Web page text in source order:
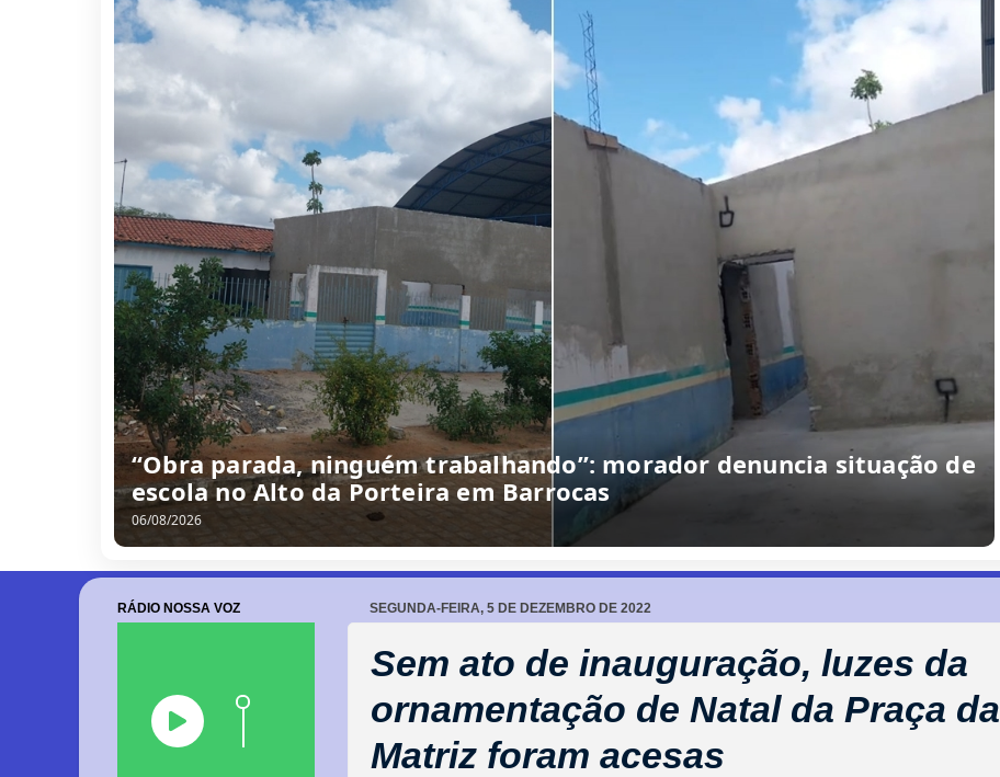
“Obra parada, ninguém trabalhando”: morador denuncia situação de
escola no Alto da Porteira em Barrocas
06/08/2026
SEGUNDA-FEIRA, 5 DE DEZEMBRO DE 2022
Sem ato de inauguração, luzes da
ornamentação de Natal da Praça da
Matriz foram acesas
RÁDIO NOSSA VOZ